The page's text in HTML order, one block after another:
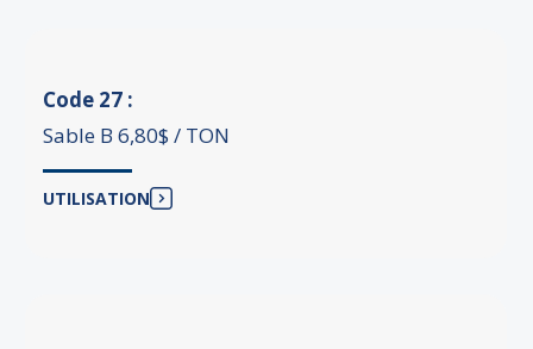
Code 27 :
Sable B 6,80$ / TON
UTILISATION